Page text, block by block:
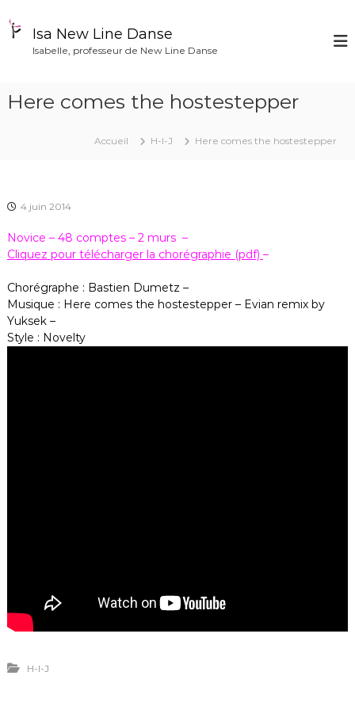
Isa New Line Danse
Isabelle, professeur de New Line Danse
Here comes the hostestepper
Accueil H-I-J Here comes the hostestepper
4 juin 2014
Novice – 48 comptes – 2 murs –
Cliquez pour télécharger la chorégraphie (pdf) –
Chorégraphe : Bastien Dumetz –
Musique : Here comes the hostestepper – Evian remix by
Yuksek –
Style : Novelty
H-I-J